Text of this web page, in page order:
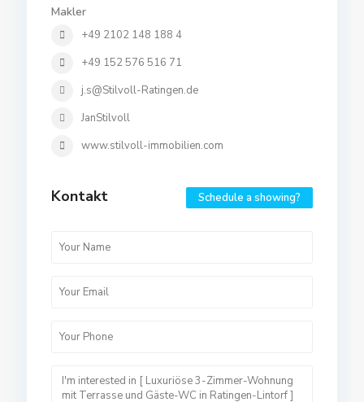
Makler
+49 2102 148 188 4
+49 152 576 516 71
j.s@Stilvoll-Ratingen.de
JanStilvoll
www.stilvoll-immobilien.com
Kontakt Schedule a showing?